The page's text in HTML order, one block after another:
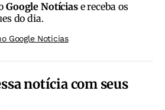
Google Notíciase receba os
do dia.
Google Noticias
notícia com seus